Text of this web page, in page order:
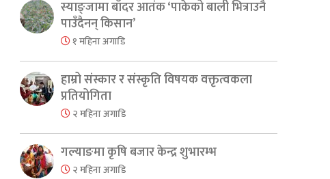
स्याङ्जामा बाँदर आतंक ‘पाकेको बाली भित्राउनै
पाउँदैनन् किसान’
१ महिना अगाडि
हाम्रो संस्कार र संस्कृति विषयक वक्तृत्वकला
प्रतियोगिता
२ महिना अगाडि
गल्याङमा कृषि बजार केन्द्र शुभारम्भ
२ महिना अगाडि